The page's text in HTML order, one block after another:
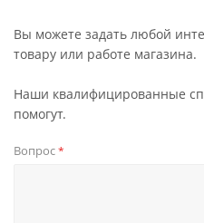
Вы можете задать любой
товару или работе магазина.
Наши квалифицированные
помогут.
Вопрос*